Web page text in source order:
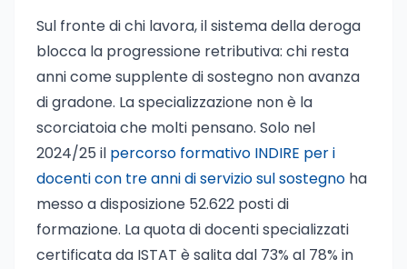
Sul fronte di chi lavora, il sistema della deroga
blocca la progressione retributiva: chi resta
anni come supplente di sostegno non avanza
di gradone. La specializzazione non è la
scorciatoia che molti pensano. Solo nel
2024/25 il percorso formativo INDIRE per i
docenti con tre anni di servizio sul sostegno ha
messo a disposizione 52.622 posti di
formazione. La quota di docenti specializzati
certificata da ISTAT è salita dal 73% al 78% in